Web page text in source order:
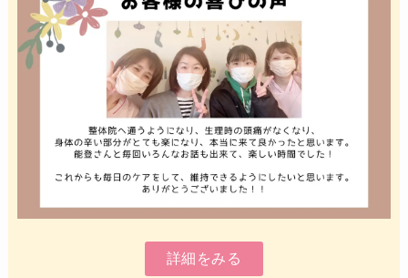
詳細をみる